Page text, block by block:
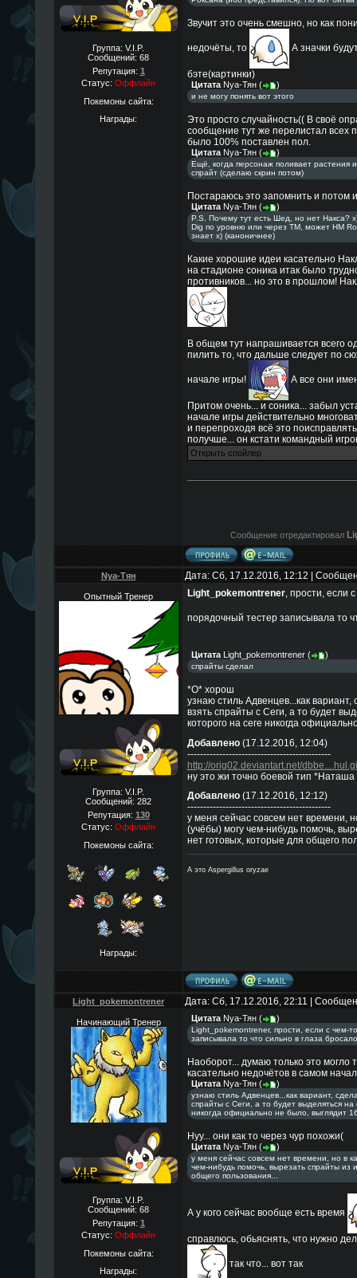
Группа: V.I.P.
Сообщений: 68
Репутация: 1
Статус: Оффлайн
Покемоны сайта:
Награды:
Звучит это очень смешно, но как
недочёты, то А значки
бэте(картинки)
Цитата Nya-Тян( )
и не могу понять вот этого
Это просто случайность(( В своё
сообщение тут же перелистал всех
было 100% поставлен пол.
Цитата Nya-Тян( )
Ещё, когда персонаж поливает растения
спрайт (сделаю скрин потом)
Постараюсь это запомнить и потом
Цитата Nya-Тян( )
P.S. Почему тут есть Шед, но нет Накса?
Dig по уровню или через TM, может HM
знает х) (каноничнее)
Какие хорошие идеи касательно
на стадионе соника итак было
противников... но это в прошлом!
В общем тут напрашивается всего
пилить то, что дальше следует по
начале игры! А все они
Притом очень... и соника... забыл
начале игры действительно
и перепроходя всё это
получше... он кстати командный
Сообщение отредактировал
Nya-Тян Дата: Сб, 17.12.2016, 12:12 |
Опытный Тренер
Группа: V.I.P.
Сообщений: 282
Репутация: 130
Статус: Оффлайн
Покемоны сайта:
Награды:
Light_pokemontrener, прости, если
порядочный тестер записывала то
Цитата Light_pokemontrener( )
спрайты сделал
*О* хорош
узнаю стиль Адвенцев...как
взять спрайты с Сеги, а то будет
которого на сеге никогда
Добавлено(17.12.2016, 12:04)
---------------------------------------------
http://orig02.deviantart.net/
ну это жи точно боевой тип
Добавлено(17.12.2016, 12:12)
---------------------------------------------
у меня сейчас совсем нет времени,
(учёбы) могу чем-нибудь помочь,
нет готовых, которые для общего
А это Aspergillus oryzae
Light_pokemontrener Дата: Сб, 17.12.2016, 22:11 |
Начинающий Тренер
Группа: V.I.P.
Сообщений: 68
Репутация: 1
Статус: Оффлайн
Покемоны сайта:
Награды:
Цитата Nya-Тян( )
Light_pokemontrener, прости, если с чем-
записывала то что сильно в глаза
Наоборот... думаю только это
касательно недочётов в самом
Цитата Nya-Тян( )
узнаю стиль Адвенцев...как вариант,
спрайты с Сеги, а то будет выделяться
никогда официально не было, выглядит
Нуу... они как то через чур похожи(
Цитата Nya-Тян( )
у меня сейчас совсем нет времени, но в
чем-нибудь помочь, вырезать спрайты из
общего пользования...
А у кого сейчас вообще есть время
справлюсь, обьяснять, что нужно
так что... вот так